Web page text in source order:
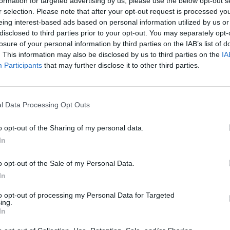
selection. Please note that after your opt-out request is processed
interest-based ads based on personal information utilized by us
to third parties prior to your opt-out. You may separately
of your personal information by third parties on the IAB’s list of
This information may also be disclosed by us to third parties on the
Participants that may further disclose it to other third parties.
Data Processing Opt Outs
opt-out of the Sharing of my personal data.
opt-out of the Sale of my Personal Data.
opt-out of processing my Personal Data for Targeted
στην Ιαλυσό, όπως διαμορφώθηκε με την
πολύ σοβαρή αντιμετώπιση. Για πρώτη
της Ιαλυσού γίνεται αντικείμενο
την οποία ανέθεσε η Περιφέρεια το 2022. Η
είναι μήπως το άνοιγμα του Τριαντενού
μόνη ενδεικνυόμενη λύση βάσει των νέων
επικαιροποιημένης νομοθεσίας, δημιουργήσει
θα επιλύσει.
πως η μελέτη την οποία η Περιφέρεια έχει
και να παρουσιαστεί μέσα στον προσεχή
της Ιαλυσού, περιλαμβάνει και την ανάπλαση
ποταμός, προκειμένου η περιοχή να
αναβαθμιστεί όχι μόνο λειτουργικά αλλά και